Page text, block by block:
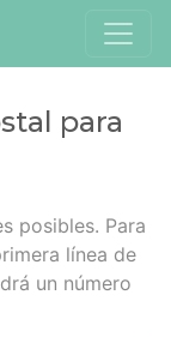
para
posibles. Para
línea de
un número